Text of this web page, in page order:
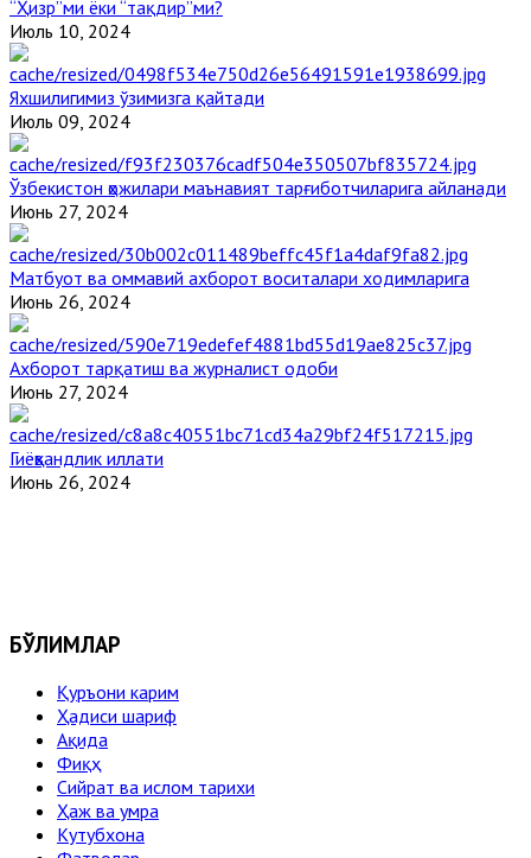
“Ҳизр”ми ёки “тақдир”ми?
Июль 10, 2024
Яхшилигимиз ўзимизга қайтади
Июль 09, 2024
Ўзбекистон ҳожилари маънавият тарғиботчиларига айланади
Июнь 27, 2024
Матбуот ва оммавий ахборот воситалари ходимларига
Июнь 26, 2024
Ахборот тарқатиш ва журналист одоби
Июнь 27, 2024
Гиёҳвандлик иллати
Июнь 26, 2024
БЎЛИМЛАР
Қуръони карим
Ҳадиси шариф
Ақида
Фиқҳ
Сийрат ва ислом тарихи
Ҳаж ва умра
Кутубхона